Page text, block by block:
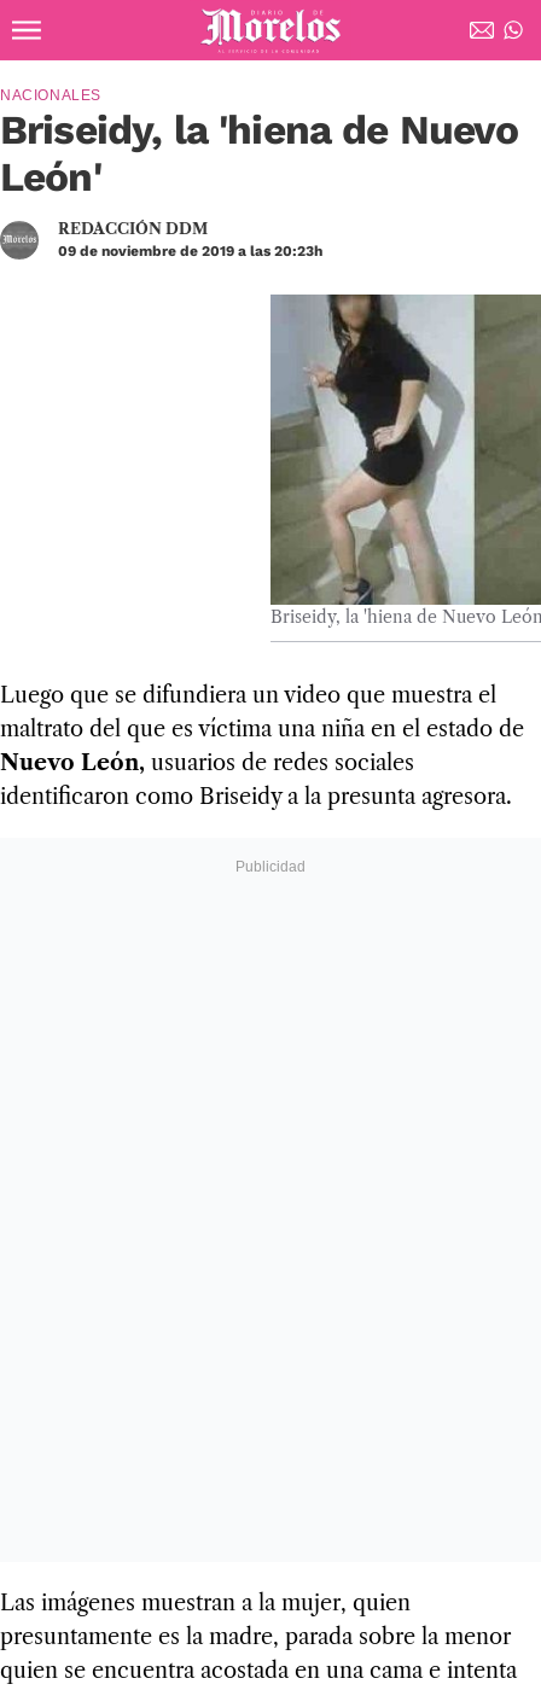
Diario de Morelos
Briseidy, la 'hiena de Nuevo
León'
NACIONALES
REDACCIÓN DDM
09 de noviembre de 2019 a las 20:23h
Briseidy, la 'hiena de Nuevo
Luego que se difundiera un video que muestra el
maltrato del que es víctima una niña en el estado de
Nuevo León, usuarios de redes sociales
identificaron como Briseidy a la presunta agresora.
Las imágenes muestran a la mujer, quien
presuntamente es la madre, parada sobre la menor
quien se encuentra acostada en una cama e intenta